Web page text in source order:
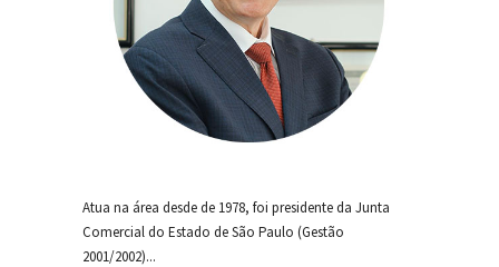
Atua na área desde de 1978, foi presidente da Junta
Comercial do Estado de São Paulo (Gestão
2001/2002)...